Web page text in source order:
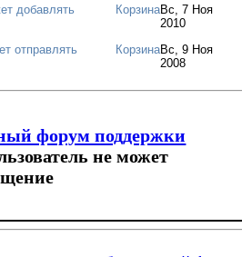
добавлять
КорзинаВс, 7 Ноя
2010
отправлять
КорзинаВс, 9 Ноя
2008
форум поддержки
не может